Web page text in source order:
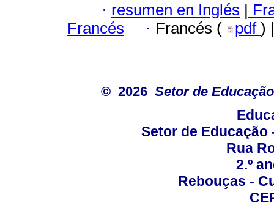
· resumen en Inglés |
Francés
· Francés ( pdf )
© 2026 Setor de
Setor de Educação
Rua
2.º
Rebouças -